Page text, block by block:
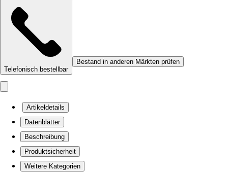
Telefonisch bestellbar
Bestand in anderen Märkten prüfen
Artikeldetails
Datenblätter
Beschreibung
Produktsicherheit
Weitere Kategorien